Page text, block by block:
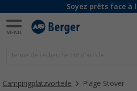
Soyez prêts face à
Campingplatzvorteile Plage Stover